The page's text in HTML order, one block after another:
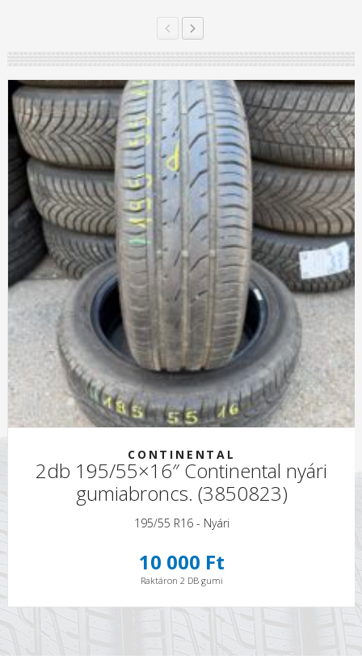
CONTINENTAL
2db 195/55×16″ Continental nyári
gumiabroncs. (3850823)
195/55 R16 - Nyári
10 000 Ft
Raktáron 2 DB gumi